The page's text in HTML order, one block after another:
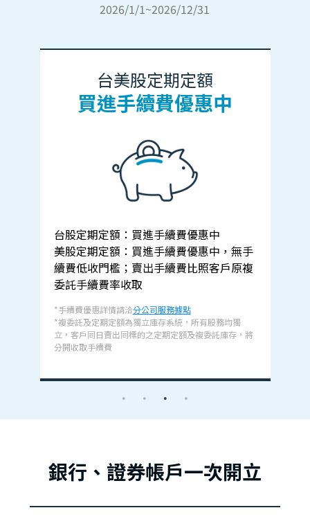
2026/1/1~2026/12/31
台美股定期定額
買進手續費優惠中
台股定期定額：買進手續費優惠中
美股定期定額：買進手續費優惠中，無手
續費低收門檻；賣出手續費比照客戶原複
委託手續費率收取
*手續費優惠詳情請洽分公司服務據點
*複委託及定期定額為獨立庫存系統，所有股務均獨
立，客戶同日賣出同標的之定期定額及複委託庫存，將
分開收取手續費
銀行、證券帳戶一次開立